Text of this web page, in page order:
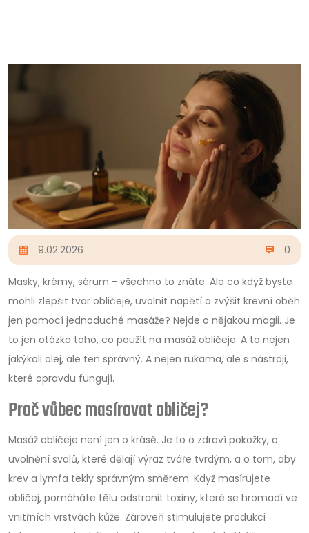
9.02.2026 0
Masky, krémy, sérum - všechno to znáte. Ale co když byste
mohli zlepšit tvar obličeje, uvolnit napětí a zvýšit krevní oběh
jen pomocí jednoduché masáže? Nejde o nějakou magii. Je
to jen otázka toho, co použít na masáž obličeje. A to nejen
jakýkoli olej, ale ten správný. A nejen rukama, ale s nástroji,
které opravdu fungují.
Proč vůbec masírovat obličej?
Masáž obličeje není jen o krásě. Je to o zdraví pokožky, o
uvolnění svalů, které dělají výraz tváře tvrdým, a o tom, aby
krev a lymfa tekly správným směrem. Když masírujete
obličej, pomáháte tělu odstranit toxiny, které se hromadí ve
vnitřních vrstvách kůže. Zároveň stimulujete produkci